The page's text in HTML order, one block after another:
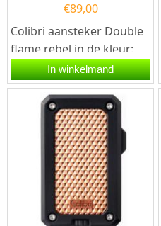
€89,00
Colibri aansteker Double
flame rebel in de kleur:
rood/zwart.Deze Colibri
sigaren aansteker heeft...
In winkelmand